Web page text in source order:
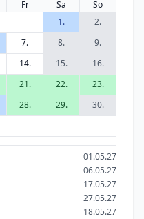
Fr Sa
So
1.
2.
7. 8.
9.
14. 15.
16.
21. 22.
23.
28. 29.
30.
01.05.27
06.05.27
17.05.27
27.05.27
18.05.27